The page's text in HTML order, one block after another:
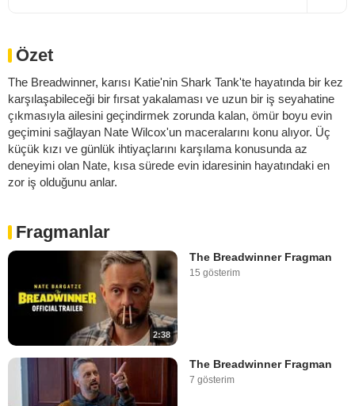
Özet
The Breadwinner, karısı Katie'nin Shark Tank'te hayatında bir kez
karşılaşabileceği bir fırsat yakalaması ve uzun bir iş seyahatine
çıkmasıyla ailesini geçindirmek zorunda kalan, ömür boyu evin
geçimini sağlayan Nate Wilcox'un maceralarını konu alıyor. Üç
küçük kızı ve günlük ihtiyaçlarını karşılama konusunda az
deneyimi olan Nate, kısa sürede evin idaresinin hayatındaki en
zor iş olduğunu anlar.
Fragmanlar
2:38
The Breadwinner Fragman
15 gösterim
The Breadwinner Fragman
7 gösterim